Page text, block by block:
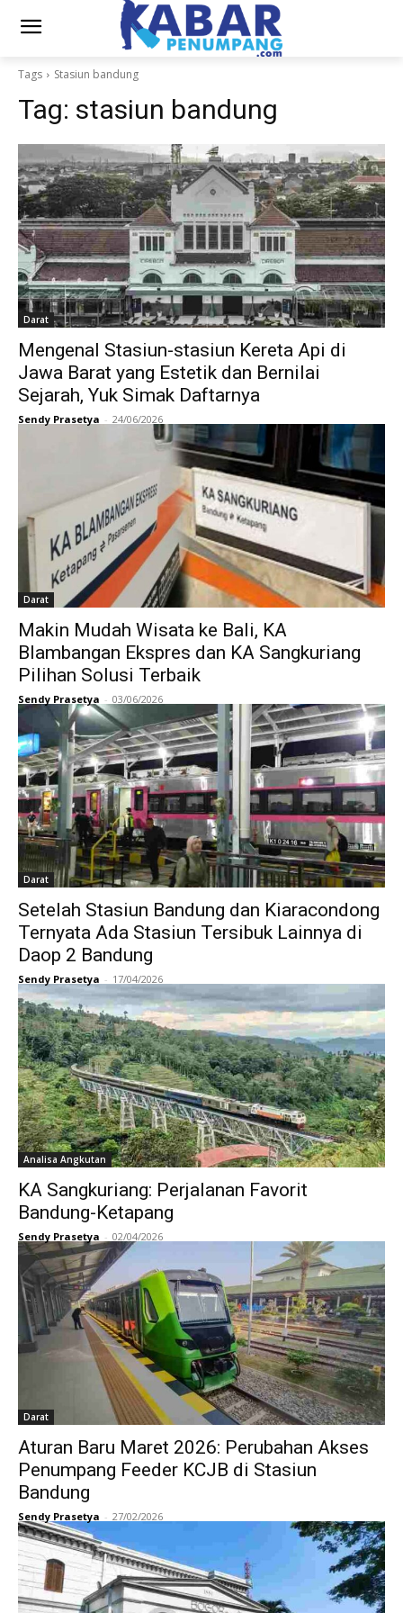
Tags Stasiun bandung
Tag: stasiun bandung
Darat
Mengenal Stasiun-stasiun Kereta Api di
Jawa Barat yang Estetik dan Bernilai
Sejarah, Yuk Simak Daftarnya
Sendy Prasetya - 24/06/2026
Darat
Makin Mudah Wisata ke Bali, KA
Blambangan Ekspres dan KA Sangkuriang
Pilihan Solusi Terbaik
Sendy Prasetya - 03/06/2026
Darat
Setelah Stasiun Bandung dan Kiaracondong
Ternyata Ada Stasiun Tersibuk Lainnya di
Daop 2 Bandung
Sendy Prasetya - 17/04/2026
Analisa Angkutan
KA Sangkuriang: Perjalanan Favorit
Bandung-Ketapang
Sendy Prasetya - 02/04/2026
Darat
Aturan Baru Maret 2026: Perubahan Akses
Penumpang Feeder KCJB di Stasiun
Bandung
Sendy Prasetya - 27/02/2026